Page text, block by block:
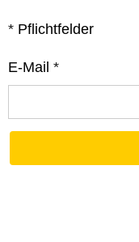
* Pflichtfelder
E-Mail *